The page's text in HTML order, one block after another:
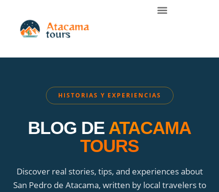
HISTORIAS Y EXPERIENCIAS
BLOG DE ATACAMA
TOURS
Discover real stories, tips, and experiences about
San Pedro de Atacama, written by local travelers to